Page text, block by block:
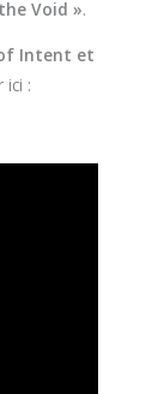
Void ».
Intent et
ici :